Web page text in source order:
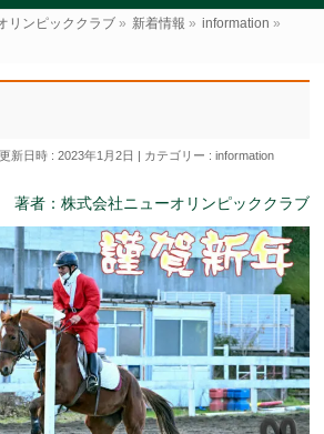
リンピッククラブ » 新着情報 » information »
新日時 : 2023年1月2日 カテゴリー :information
著者：株式会社ニューオリンピッククラブ